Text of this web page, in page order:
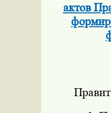
актов